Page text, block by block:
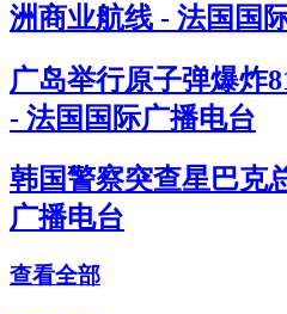
洲商业航线 - 法国国
广岛举行原子弹爆炸
- 法国国际广播电台
韩国警察突查星巴克
广播电台
查看全部